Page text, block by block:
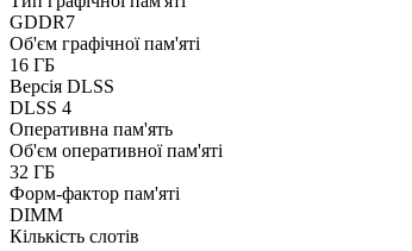
GDDR7
Об'єм графічної пам'яті
16 ГБ
Версія DLSS
DLSS 4
Оперативна пам'ять
Об'єм оперативної пам'яті
32 ГБ
Форм-фактор пам'яті
DIMM
Кількість слотів